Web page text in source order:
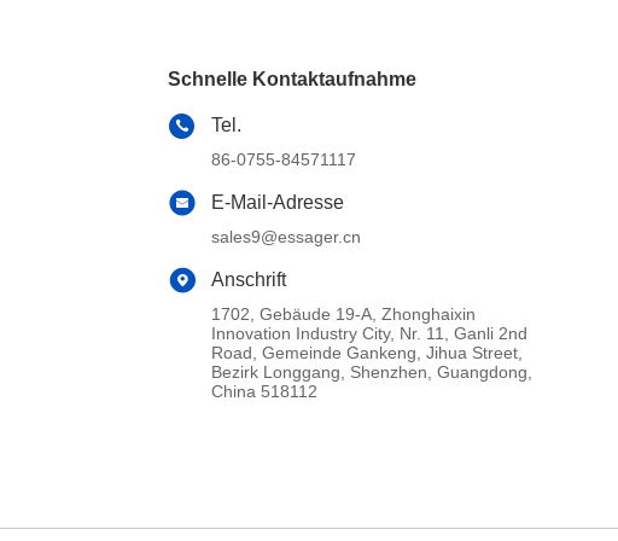
Schnelle Kontaktaufnahme
Tel.
86-0755-84571117
E-Mail-Adresse
sales9@essager.cn
Anschrift
1702, Gebäude 19-A, Zhonghaixin
Innovation Industry City, Nr. 11, Ganli 2nd
Road, Gemeinde Gankeng, Jihua Street,
Bezirk Longgang, Shenzhen, Guangdong,
China 518112